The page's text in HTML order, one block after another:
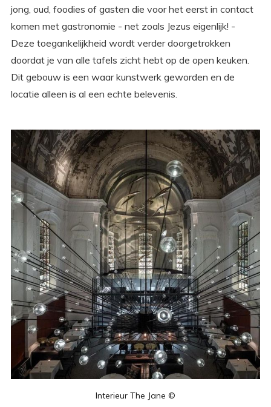
jong, oud, foodies of gasten die voor het eerst in contact
komen met gastronomie - net zoals Jezus eigenlijk! -
Deze toegankelijkheid wordt verder doorgetrokken
doordat je van alle tafels zicht hebt op de open keuken.
Dit gebouw is een waar kunstwerk geworden en de
locatie alleen is al een echte belevenis.
Interieur The Jane ©